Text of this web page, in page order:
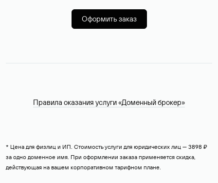
Оформить заказ
Правила оказания услуги «Доменный брокер»
* Цена для физлиц и ИП. Стоимость услуги для юридических лиц — 3898 ₽
за одно доменное имя. При оформлении заказа применяется скидка,
действующая на вашем корпоративном тарифном плане.